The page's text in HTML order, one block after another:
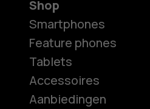
Shop
Smartphones
Feature phones
Tablets
Accessoires
Aanbiedingen